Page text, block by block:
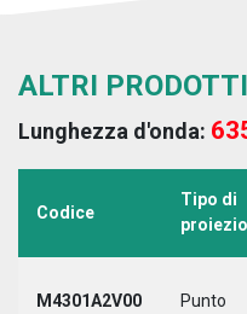
ALTRI
Lunghezza d'onda:
Codice
Tipo di
M4301A2V00 Punto